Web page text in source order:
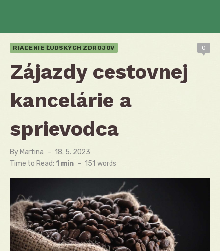
RIADENIE ĽUDSKÝCH ZDROJOV 0
Zájazdy cestovnej
kancelárie a
sprievodca
By Martina
Posted
on
18. 5. 2023
Time to Read: 1 min - 151 words